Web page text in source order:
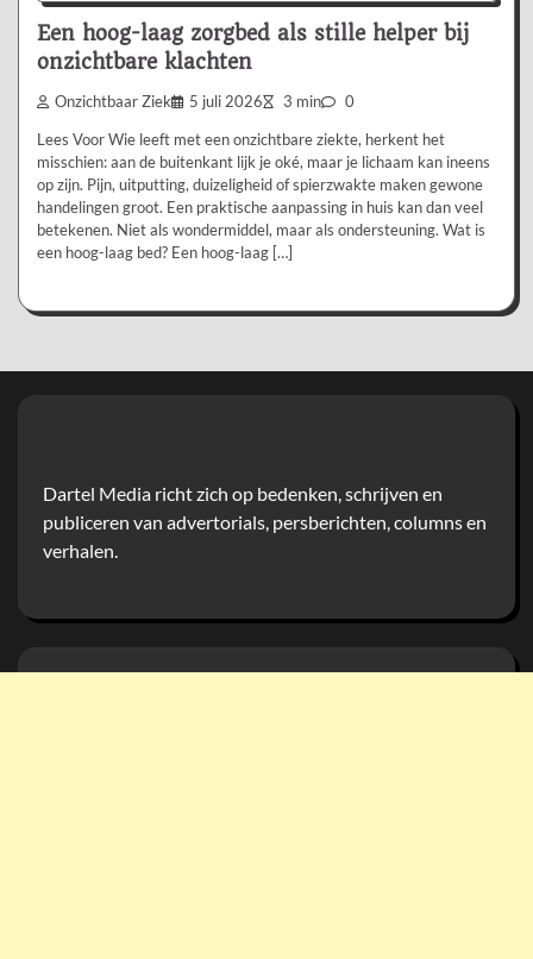
Een hoog-laag zorgbed als stille helper bij
onzichtbare klachten
Onzichtbaar Ziek 5 juli 2026 3 min 0
Lees Voor Wie leeft met een onzichtbare ziekte, herkent het
misschien: aan de buitenkant lijk je oké, maar je lichaam kan ineens
op zijn. Pijn, uitputting, duizeligheid of spierzwakte maken gewone
handelingen groot. Een praktische aanpassing in huis kan dan veel
betekenen. Niet als wondermiddel, maar als ondersteuning. Wat is
een hoog-laag bed? Een hoog-laag […]
Dartel Media richt zich op bedenken, schrijven en
publiceren van advertorials, persberichten, columns en
verhalen.